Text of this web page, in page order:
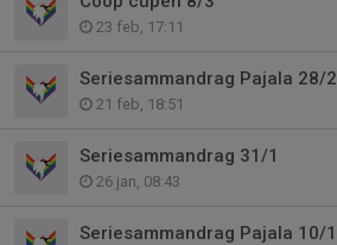
23 feb, 17:11
Seriesammandrag Pajala 28/2
21 feb, 18:51
Seriesammandrag 31/1
26 jan, 08:43
Seriesammandrag Pajala 10/1